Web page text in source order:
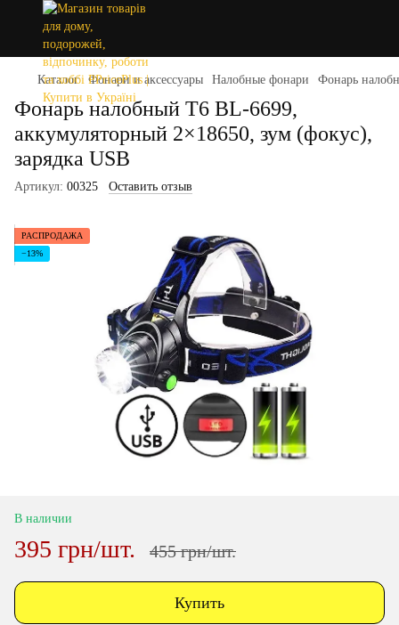
Каталог Фонари и аксессуары Налобные фонари Фонарь
Фонарь налобный T6 BL-6699,
аккумуляторный 2×18650, зум (фокус),
зарядка USB
Артикул: 00325 Оставить отзыв
РАСПРОДАЖА
−13%
В наличии
395 грн/шт. 455 грн/шт.
Купить